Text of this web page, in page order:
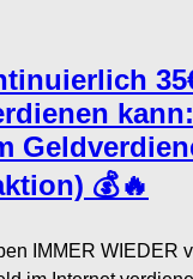
💰🔥
IMMER WIEDER